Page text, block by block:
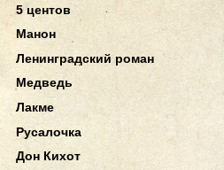
5 центов
Манон
Ленинградский роман
Медведь
Лакме
Русалочка
Дон Кихот